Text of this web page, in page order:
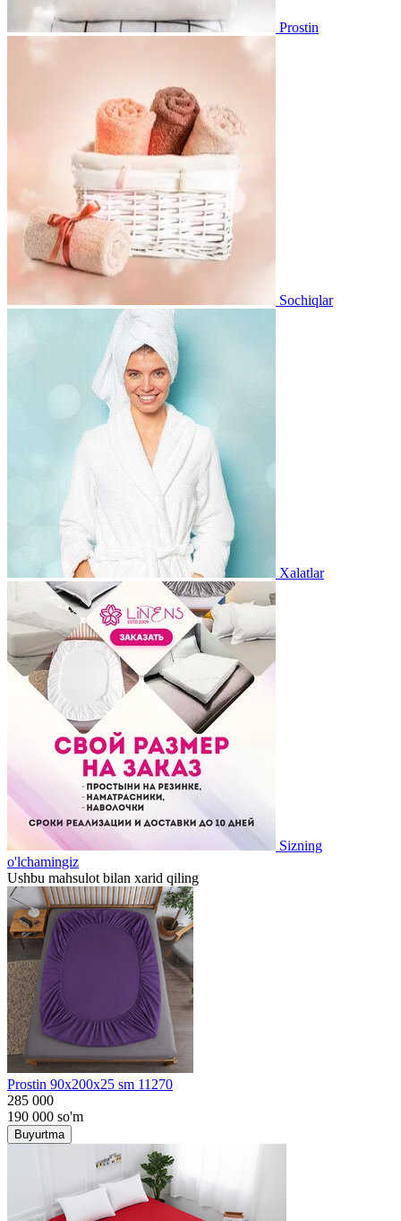
Prostin
Sochiqlar
Xalatlar
Sizning
o'lchamingiz
Ushbu mahsulot bilan xarid qiling
Prostin 90x200x25 sm 11270
285 000
190 000 so'm
Buyurtma